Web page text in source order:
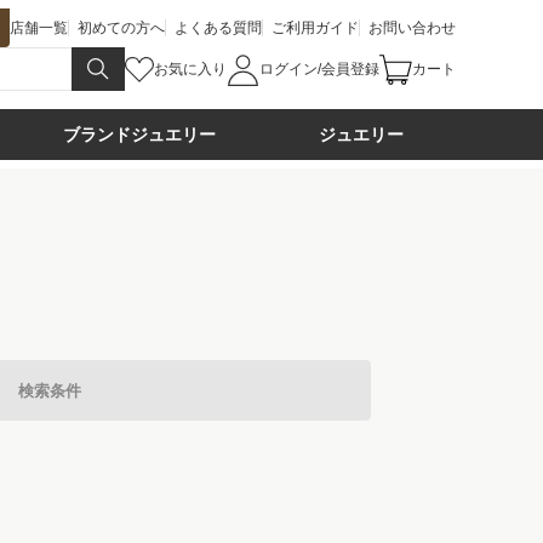
店舗一覧 初めての方へ よくある質問 ご利用ガイド お問い合わせ
お気に入り ログイン/会員登録 カート
ブランドジュエリー ジュエリー
検索条件